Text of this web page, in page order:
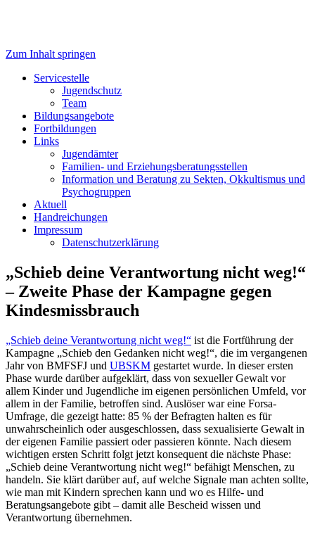
Servicestelle Kinder- und
Jugendschutz
Zum Inhalt springen
Servicestelle
Jugendschutz
Team
Bildungsangebote
Fortbildungen
Links
Jugendämter
Familien- und Erziehungsberatungsstellen
Information und Beratung zu Sekten, Okkultismus und
Psychogruppen
Aktuell
Handreichungen
Impressum
Datenschutzerklärung
„Schieb deine Verantwortung nicht weg!“
– Zweite Phase der Kampagne gegen
Kindesmissbrauch
„Schieb deine Verantwortung nicht weg!“ ist die Fortführung der
Kampagne „Schieb den Gedanken nicht weg!“, die im vergangenen
Jahr von BMFSFJ und UBSKM gestartet wurde. In dieser ersten
Phase wurde darüber aufgeklärt, dass von sexueller Gewalt vor
allem Kinder und Jugendliche im eigenen persönlichen Umfeld, vor
allem in der Familie, betroffen sind. Auslöser war eine Forsa-
Umfrage, die gezeigt hatte: 85 % der Befragten halten es für
unwahrscheinlich oder ausgeschlossen, dass sexualisierte Gewalt in
der eigenen Familie passiert oder passieren könnte. Nach diesem
wichtigen ersten Schritt folgt jetzt konsequent die nächste Phase:
„Schieb deine Verantwortung nicht weg!“ befähigt Menschen, zu
handeln. Sie klärt darüber auf, auf welche Signale man achten sollte,
wie man mit Kindern sprechen kann und wo es Hilfe- und
Beratungsangebote gibt – damit alle Bescheid wissen und
Verantwortung übernehmen.